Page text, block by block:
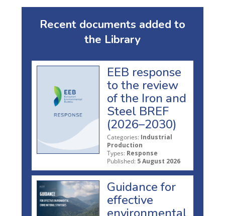
Recent documents added to
the Library
EEB response
to the review
of the Iron and
Steel BREF
(2026–2030)
Categories: Industrial
Production
Types: Response
Published: 5 August 2026
Guidance for
effective